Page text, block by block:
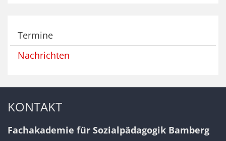
Termine
Nachrichten
KONTAKT
Fachakademie für Sozialpädagogik Bamberg